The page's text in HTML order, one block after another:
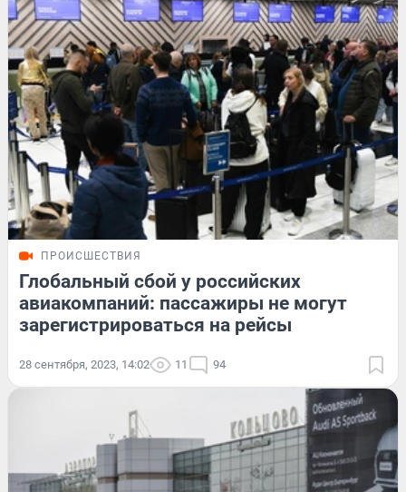
ПРОИСШЕСТВИЯ
Глобальный сбой у российских
авиакомпаний: пассажиры не могут
зарегистрироваться на рейсы
28 сентября, 2023, 14:02 11 94